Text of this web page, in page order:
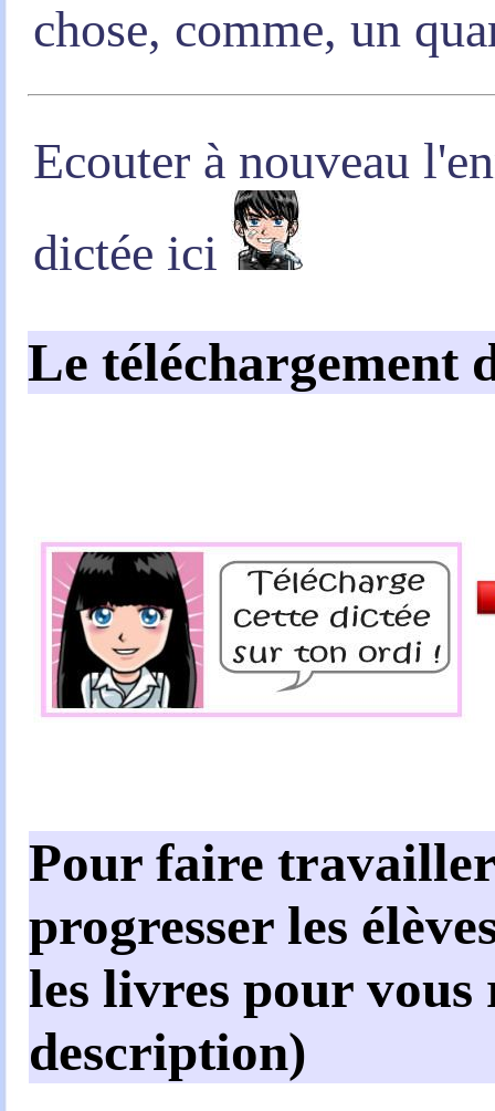
chose, comme, un
Ecouter à nouveau
dictée ici
Le téléchargement
Pour faire
progresser les
les livres pour
description)